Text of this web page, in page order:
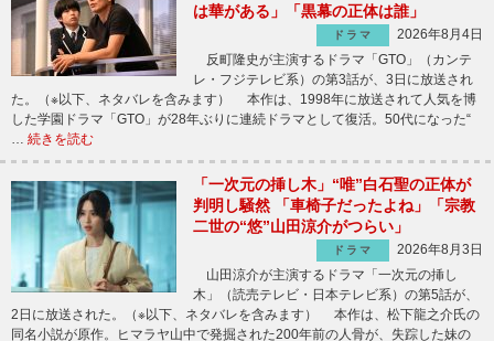
は華がある」「黒幕の正体は誰」
ドラマ
2026年8月4日
反町隆史が主演するドラマ「GTO」（カンテ
レ・フジテレビ系）の第3話が、3日に放送され
た。（※以下、ネタバレを含みます） 本作は、1998年に放送されて人気を博
した学園ドラマ「GTO」が28年ぶりに連続ドラマとして復活。50代になった“
続きを読む
「一次元の挿し木」“唯”白石聖の正体が
判明し騒然 「車椅子だったよね」「宗教
二世の“悠”山田涼介がつらい」
ドラマ
2026年8月3日
山田涼介が主演するドラマ「一次元の挿し
木」（読売テレビ・日本テレビ系）の第5話が、
2日に放送された。（※以下、ネタバレを含みます） 本作は、松下龍之介氏の
同名小説が原作。ヒマラヤ山中で発掘された200年前の人骨が、失踪した妹の